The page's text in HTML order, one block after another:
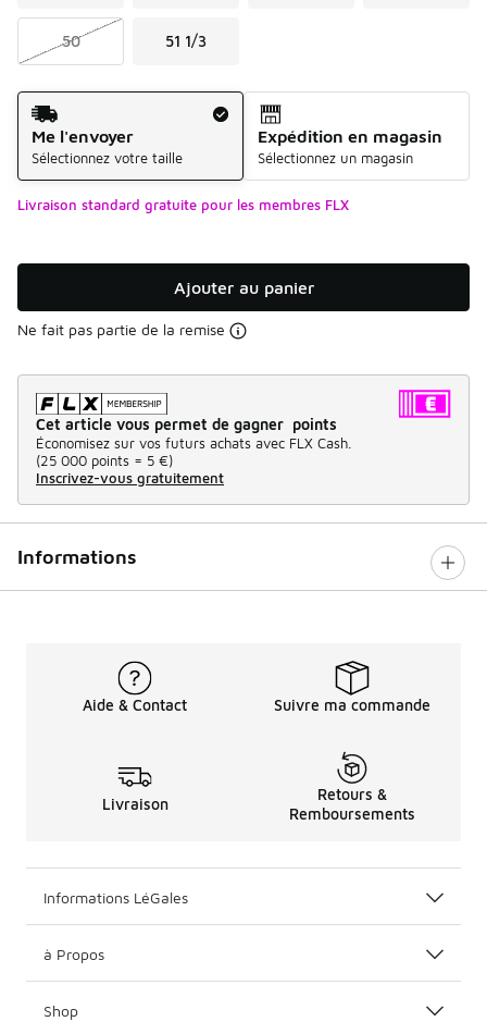
50 51 1/3
Mode d'expédition
Me l'envoyer
Sélectionnez votre taille
Expédition en magasin
Sélectionnez un magasin
Livraison standard gratuite pour les membres FLX
Ajouter au panier
Ne fait pas partie de la remise
Cet article vous permet de gagner points
Économisez sur vos futurs achats avec FLX Cash.
(25 000 points = 5 €)
Inscrivez-vous gratuitement
Informations
Aide & Contact Suivre ma commande
Livraison
Retours &
Remboursements
Informations LéGales
à Propos
Shop